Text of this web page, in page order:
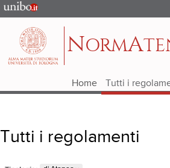
Portale
d'Ateneo
NORMA
Home Tutti i
Tutti i regolamenti